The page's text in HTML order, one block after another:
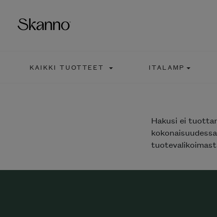
KAIKKI TUOTTEET ITALAMP
Hakusi ei